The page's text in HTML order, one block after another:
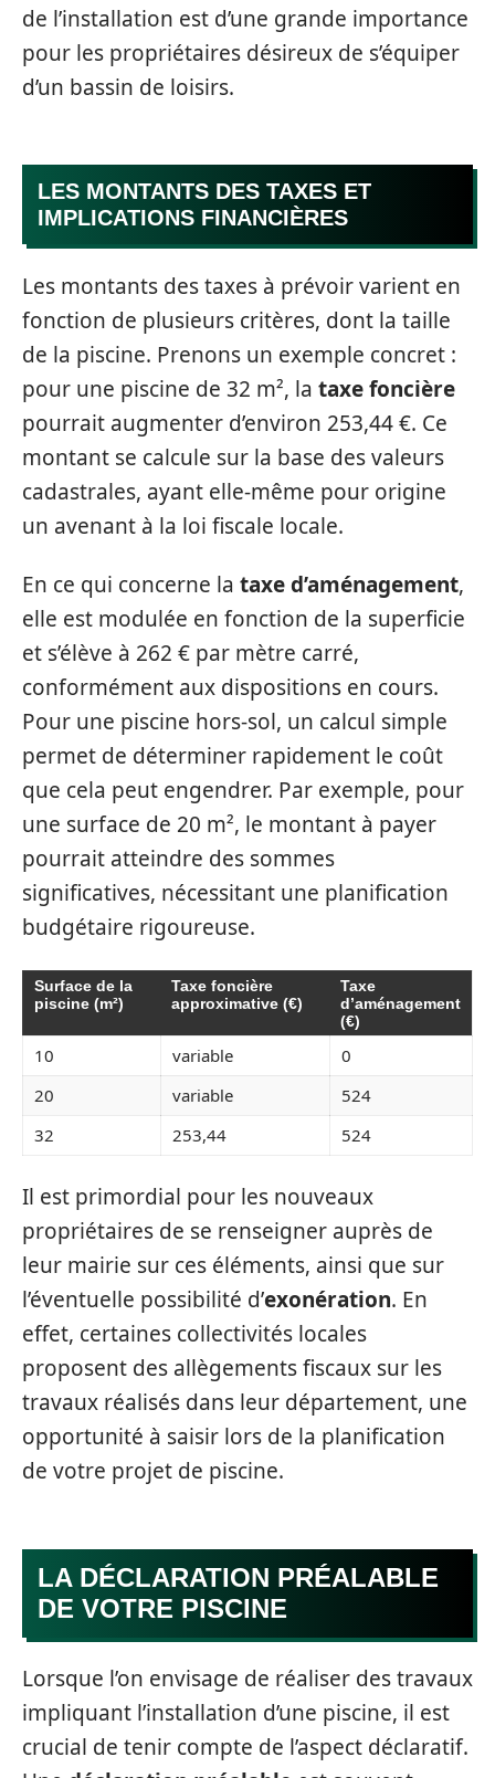
de l’installation est d’une grande importance
pour les propriétaires désireux de s’équiper
d’un bassin de loisirs.
LES MONTANTS DES TAXES ET
IMPLICATIONS FINANCIÈRES
Les montants des taxes à prévoir varient en
fonction de plusieurs critères, dont la taille
de la piscine. Prenons un exemple concret :
pour une piscine de 32 m², la taxe foncière
pourrait augmenter d’environ 253,44 €. Ce
montant se calcule sur la base des valeurs
cadastrales, ayant elle-même pour origine
un avenant à la loi fiscale locale.
En ce qui concerne la taxe d’aménagement,
elle est modulée en fonction de la superficie
et s’élève à 262 € par mètre carré,
conformément aux dispositions en cours.
Pour une piscine hors-sol, un calcul simple
permet de déterminer rapidement le coût
que cela peut engendrer. Par exemple, pour
une surface de 20 m², le montant à payer
pourrait atteindre des sommes
significatives, nécessitant une planification
budgétaire rigoureuse.
Surface de la
piscine (m²)
Taxe foncière
approximative (€)
Taxe
d’aménagement
(€)
10 variable
0
20
variable
524
32
253,44 524
Il est primordial pour les nouveaux
propriétaires de se renseigner auprès de
leur mairie sur ces éléments, ainsi que sur
l’éventuelle possibilité d’exonération. En
effet, certaines collectivités locales
proposent des allègements fiscaux sur les
travaux réalisés dans leur département, une
opportunité à saisir lors de la planification
de votre projet de piscine.
LA DÉCLARATION PRÉALABLE
DE VOTRE PISCINE
Lorsque l’on envisage de réaliser des travaux
impliquant l’installation d’une piscine, il est
crucial de tenir compte de l’aspect déclaratif.